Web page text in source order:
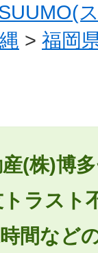
> 福岡
(株)博
ラスト
間など